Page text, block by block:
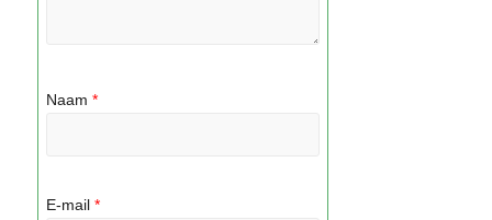
Naam *
E-mail *